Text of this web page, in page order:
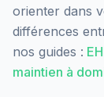
orienter dans
différences
nos guides :
maintien à